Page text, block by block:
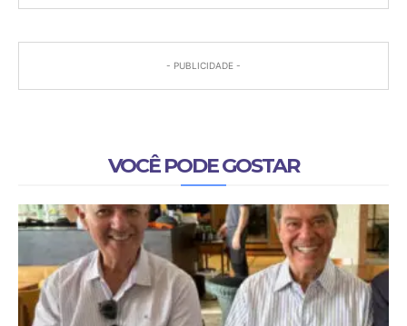
- PUBLICIDADE -
VOCÊ PODE GOSTAR